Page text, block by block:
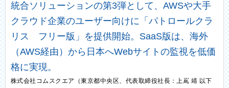
統合ソリューションの第3弾として、AWSや大手
クラウド企業のユーザー向けに「パトロールクラ
リス フリー版」を提供開始。SaaS版は、海外
（AWS経由）から日本へWebサイトの監視を低価
格に実現。
株式会社コムスクエア（東京都中央区、代表取締役社長：上嶌 靖 以下